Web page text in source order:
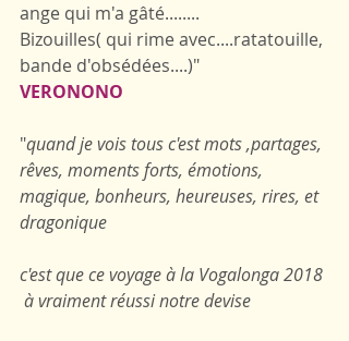
ange qui m'a gâté........
Bizouilles( qui rime avec....ratatouille,
bande d'obsédées....)"
VERONONO
"q‌uand je vois tous c'est mots ,partages,
rêves, moments forts, émotions,
magique, bonheurs, heureuses, rires, et
dragonique
c'est que ce voyage à la Vogalonga 2018
à vraiment réussi notre devise